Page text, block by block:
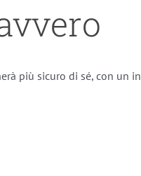
più sicuro di sé, con un